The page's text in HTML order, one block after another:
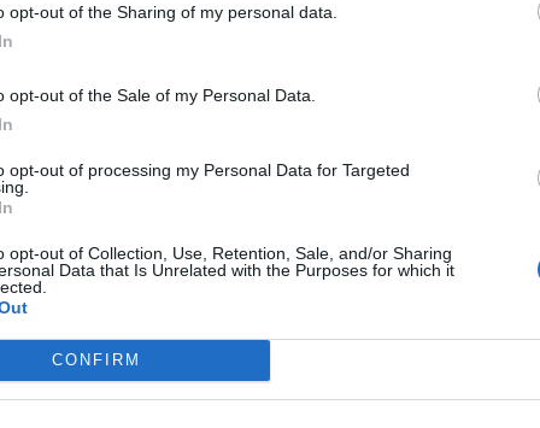
opt-out of the Sharing of my personal data.
opt-out of the Sale of my Personal Data.
opt-out of processing my Personal Data for Targeted
opt-out of Collection, Use, Retention, Sale, and/or Sharing
Data that Is Unrelated with the Purposes for which it
CONFIRM
miatt határkeresztező hatásúak is
következményekkel is járhatnak.
A MEGÚJULÓ TERMELŐK ÉS
VONATKOZOTT A KIBERBIZTONSÁGI
LÉPETT EURÓPAI UNIÓS RENDELET EZEKET IS
ellátó Magyar Energetikai és Közmű-szabályozási
szereplők kibervédelmi szempontú azonosítására
eléri az európai kiberbiztonsági hatásmutató